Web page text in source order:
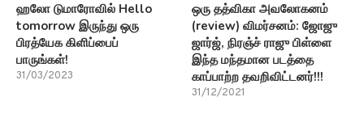
ஹலோ டுமாரோவில் Hello
tomorrow இருந்து ஒரு
பிரத்யேக கிளிப்பைப்
பாருங்கள்!
31/03/2023
ஒரு தத்விகா அவலோகனம்
(review) விமர்சனம்: ஜோஜு
ஜார்ஜ், நிரஞ்ச் ராஜு பிள்ளை
இந்த மந்தமான படத்தை
காப்பாற்ற தவறிவிட்டனர்!!!
31/12/2021